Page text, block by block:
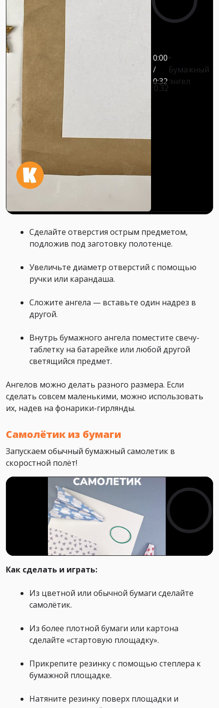
0:00
/
0:32
Бумажный
ангел
0:32
Сделайте отверстия острым предметом,
подложив под заготовку полотенце.
Увеличьте диаметр отверстий с помощью
ручки или карандаша.
Сложите ангела — вставьте один надрез в
другой.
Внутрь бумажного ангела поместите свечу-
таблетку на батарейке или любой другой
светящийся предмет.
Ангелов можно делать разного размера. Если
сделать совсем маленькими, можно использовать
их, надев на фонарики-гирлянды.
Самолётик из бумаги
Запускаем обычный бумажный самолетик в
скоростной полёт!
Как сделать и играть:
Из цветной или обычной бумаги сделайте
самолётик.
Из более плотной бумаги или картона
сделайте «стартовую площадку».
Прикрепите резинку с помощью степлера к
бумажной площадке.
Натяните резинку поверх площадки и